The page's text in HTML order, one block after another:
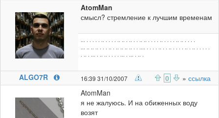
AtomMan
смысл? стремление к лучшим временам
... . . . . . .. . . . . .. .. . .. . . .. .. . . . . .. . . . . .. .. . . . .
... .. .. .. . . . .. . .. .. .. .. . . .... . . . . .. . . .. . . . . .. . .. . . . . .
. .. . ... . .. .. . . . . ... . ... . .. .
ALGO7R 16:39 31/10/2007 0 » ссылка
AtomMan
я не жалуюсь. И на обиженных воду
возят